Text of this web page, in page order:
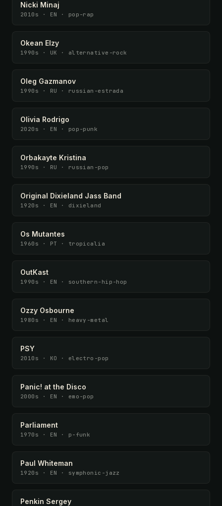
Nicki Minaj
2010s · EN · pop-rap
Okean Elzy
1990s · UK · alternative-rock
Oleg Gazmanov
1990s · RU · russian-estrada
Olivia Rodrigo
2020s · EN · pop-punk
Orbakayte Kristina
1990s · RU · russian-pop
Original Dixieland Jass Band
1920s · EN · dixieland
Os Mutantes
1960s · PT · tropicalia
OutKast
1990s · EN · southern-hip-hop
Ozzy Osbourne
1980s · EN · heavy-metal
PSY
2010s · KO · electro-pop
Panic! at the Disco
2000s · EN · emo-pop
Parliament
1970s · EN · p-funk
Paul Whiteman
1920s · EN · symphonic-jazz
Penkin Sergey